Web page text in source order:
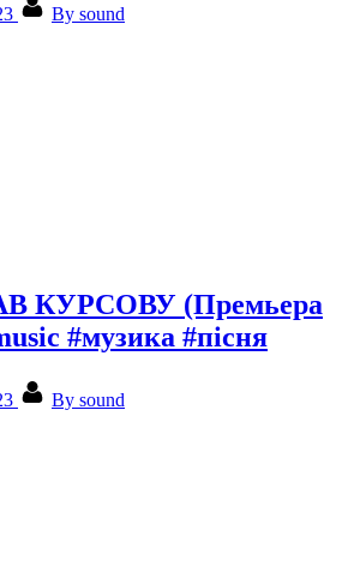
By sound
КУРСОВУ (Премьера
#музика #пісня
By sound